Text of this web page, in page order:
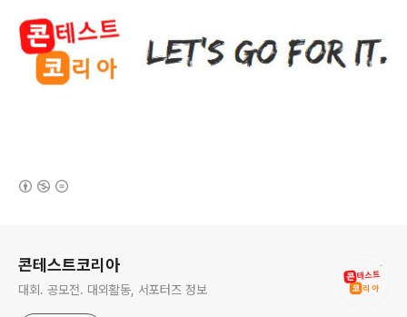
콘테스트코리아
대회. 공모전. 대외활동, 서포터즈 정보